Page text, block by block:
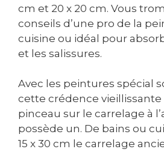
cm et 20 x 20 cm. Vous
conseils d’une pro de la
cuisine ou idéal pour
et les salissures.
Avec les peintures spécial
cette crédence
pinceau sur le carrelage à
possède un. De bains ou
15 x 30 cm le carrelage